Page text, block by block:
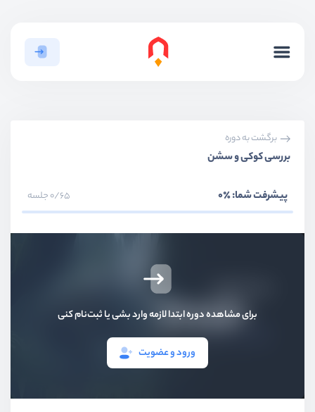
برگشت به دوره
بررسی کوکی و سشن
پیشرفت شما:٪0 0/65 جلسه
برای مشاهده دوره ابتدا لازمه وارد بشی یا ثبت‌نام کنی
ورود و عضویت
آشنایی ابتدایی